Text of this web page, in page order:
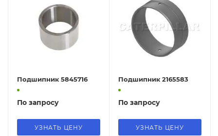
Подшипник 5845716
По запросу
УЗНАТЬ ЦЕНУ
Подшипник 2165583
По запросу
УЗНАТЬ ЦЕНУ